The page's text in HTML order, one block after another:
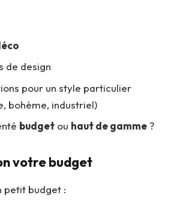
de design
pour un style particulier
bohème, industriel)
budget ou haut de gamme?
votre budget
petit budget :